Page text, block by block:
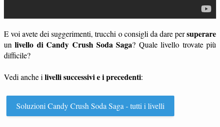
E voi avete dei suggerimenti, trucchi o consigli da dare persuperare
unlivello di Candy Crush Soda Saga? Quale livello trovate più
difficile?
Vedi anche i livelli successivi e i precedenti:
Soluzioni Candy Crush Soda Saga - tutti i livelli